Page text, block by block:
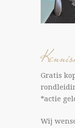
Gratis
*actie
Wij